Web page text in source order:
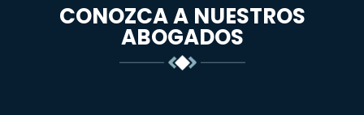
CONOZCA A NUESTROS
ABOGADOS